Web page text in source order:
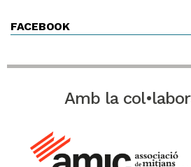
FACEBOOK
Amb la